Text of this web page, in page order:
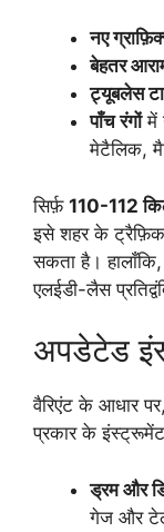
नए
बेहतर
ट्यूबलेस
पाँच रंगोंमें
मेटैलिक,
सिर्फ़ 110-112
इसे शहर के ट्रैफ़िक
सकता है।
एलईडी-लैस
अपडेटेड
वैरिएंट के आधार पर,
प्रकार के
ड्रम और
गेज और